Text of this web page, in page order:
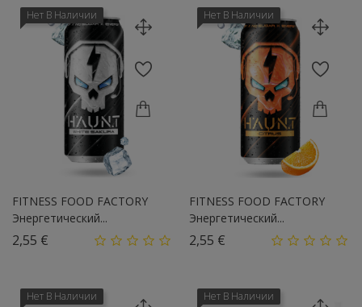
Нет В Наличии
FITNESS FOOD FACTORY
Энергетический...
2,55 €
Нет В Наличии
FITNESS FOOD FACTORY
Энергетический...
2,55 €
Нет В Наличии Нет В Наличии